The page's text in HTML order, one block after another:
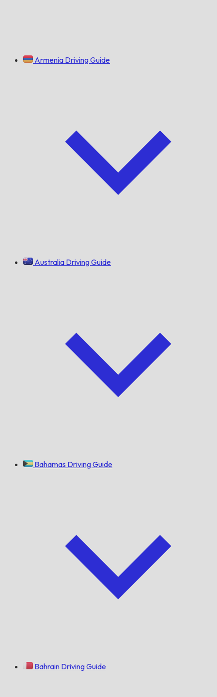
Armenia Driving Guide
Australia Driving Guide
Bahamas Driving Guide
Bahrain Driving Guide